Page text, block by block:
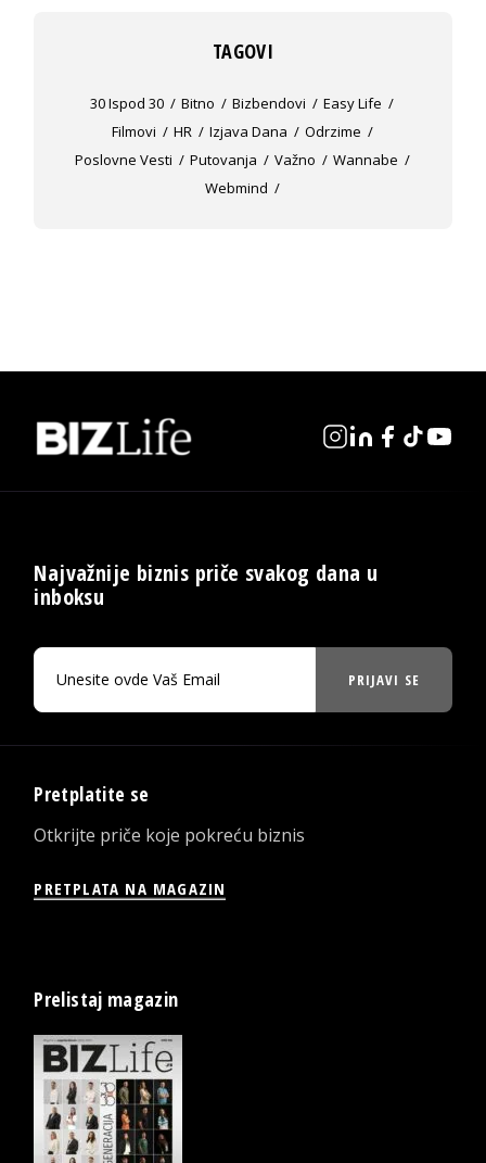
TAGOVI
30 Ispod 30 Bitno Bizbendovi
Easy Life
Filmovi
HR Izjava Dana
Odrzime
Poslovne Vesti
Putovanja Važno
Wannabe
Webmind
Najvažnije biznis priče svakog dana u
inboksu
PRIJAVI SE
Pretplatite se
Otkrijte priče koje pokreću biznis
PRETPLATA NA MAGAZIN
Prelistaj magazin